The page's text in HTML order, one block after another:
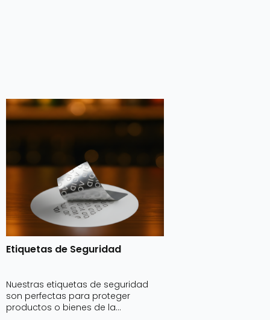
Etiquetas de Seguridad
Nuestras etiquetas de seguridad
son perfectas para proteger
productos o bienes de la